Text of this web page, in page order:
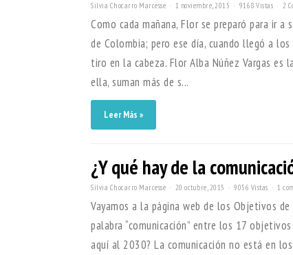
Silvia Chocarro Marcesse 1 noviembre, 2015 9168 Vistas 2
Como cada mañana, Flor se preparó para ir
de Colombia; pero ese día, cuando llegó a
tiro en la cabeza. Flor Alba Núñez Vargas
ella, suman más de s...
Leer Más »
¿Y qué hay de la
Silvia Chocarro Marcesse 20 octubre, 2015 9056 Vistas 1
Vayamos a la página web de los Objetivos
palabra “comunicación” entre los 17
aquí al 2030? La comunicación no está en